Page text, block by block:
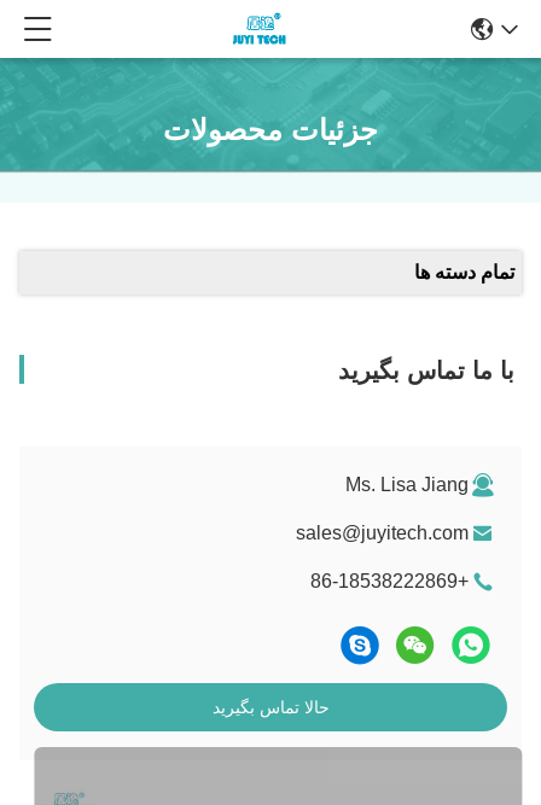
جزئیات محصولات
تمام دسته ها
با ما تماس بگیرید
Ms. Lisa Jiang
sales@juyitech.com
+86-18538222869
حالا تماس بگیرید